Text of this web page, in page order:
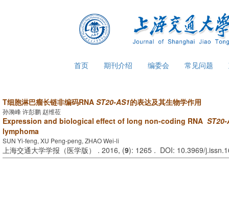
首页 期刊介绍 编委会 常见问题
T细胞淋巴瘤长链非编码RNA ST20-AS1的表达及其生物学作用
孙漪峰 许彭鹏 赵维莅
Expression and biological effect of long non-coding RNA ST20-
lymphoma
SUN Yi-feng, XU Peng-peng, ZHAO Wei-li
上海交通大学学报（医学版） . 2016, (9): 1265 . DOI: 10.3969/